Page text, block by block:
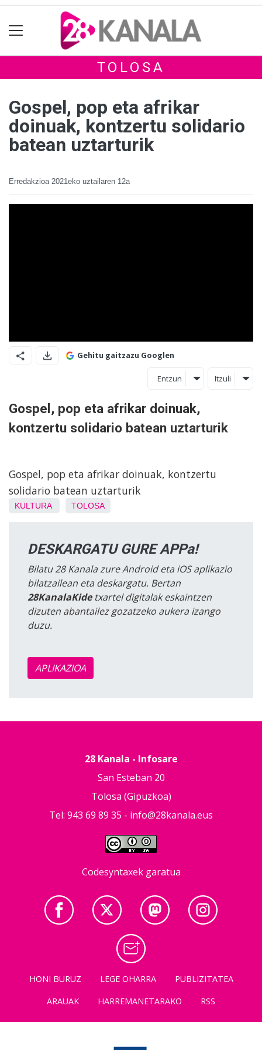
TOLOSA
Gospel, pop eta afrikar
doinuak, kontzertu solidario
batean uztarturik
Erredakzioa 2021eko uztailaren 12a
Gehitu gaitzazu Googlen
Entzun Itzuli
Gospel, pop eta afrikar doinuak,
kontzertu solidario batean uztarturik
Gospel, pop eta afrikar doinuak, kontzertu
solidario batean uztarturik
KULTURA TOLOSA
DESKARGATU GURE APPa!
Bilatu 28 Kanala zure Android eta iOS aplikazio
bilatzailean eta deskargatu. Bertan
28KanalaKidetxartel digitalak eskaintzen
dizuten abantailez gozatzeko aukera izango
duzu.
APLIKAZIOA
28 Kanala - Infosare
San Esteban 20
Tolosa (Gipuzkoa)
Tel: 943 69 89 35 - info@28kanala.eus
Codesyntaxek garatua
HONI BURUZ LEGE OHARRA
PUBLIZITATEA
ARAUAK
HARREMANETARAKO RSS